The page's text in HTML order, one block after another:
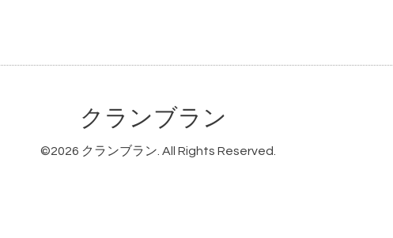
クランブラン
©2026 クランブラン . All Rights Reserved.